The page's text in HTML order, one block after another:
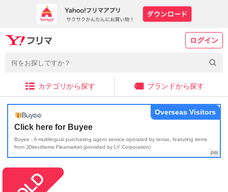
ログイン
カテゴリから探す ブランドから探す
Click here for Buyee
Buyee - A multilingual purchasing agent service operated by tenso, featuring items
from JDirectItems Fleamarket (provided by LY Corporation)
Overseas Visitors